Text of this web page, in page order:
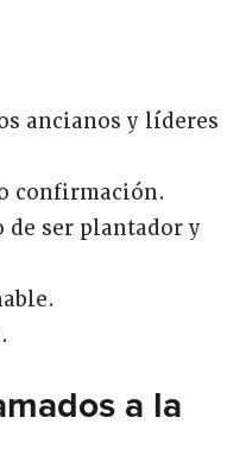
ancianos y líderes
confirmación.
ser plantador y
a la